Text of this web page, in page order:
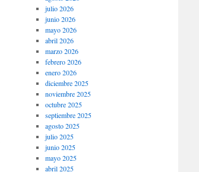
julio 2026
junio 2026
mayo 2026
abril 2026
marzo 2026
febrero 2026
enero 2026
diciembre 2025
noviembre 2025
octubre 2025
septiembre 2025
agosto 2025
julio 2025
junio 2025
mayo 2025
abril 2025